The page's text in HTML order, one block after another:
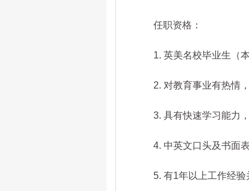
任职资格：
1. 英美名校毕业生（本
2. 对教育事业有热情，
3. 具有快速学习能力，
4. 中英文口头及书面表
5. 有1年以上工作经验